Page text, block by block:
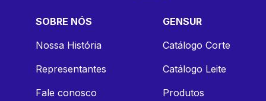
SOBRE NÓS
Nossa História
Representantes
Fale conosco
GENSUR
Catálogo Corte
Catálogo Leite
Produtos